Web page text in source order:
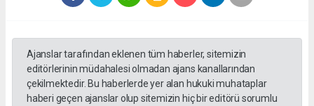
Ajanslar tarafından eklenen tüm haberler, sitemizin
editörlerinin müdahalesi olmadan ajans kanallarından
çekilmektedir. Bu haberlerde yer alan hukuki muhataplar
haberi geçen ajanslar olup sitemizin hiç bir editörü sorumlu